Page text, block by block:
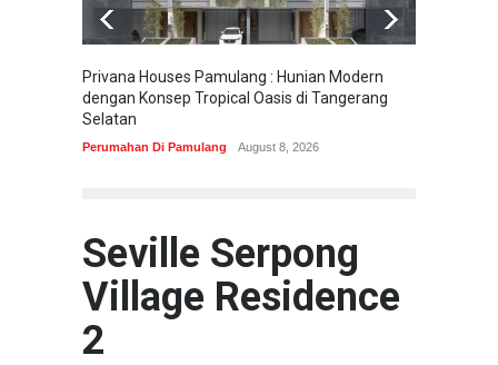
Privana Houses Pamulang : Hunian Modern
dengan Konsep Tropical Oasis di Tangerang
Selatan
Perumahan Di Pamulang August 8, 2026
Seville Serpong
Village Residence
2